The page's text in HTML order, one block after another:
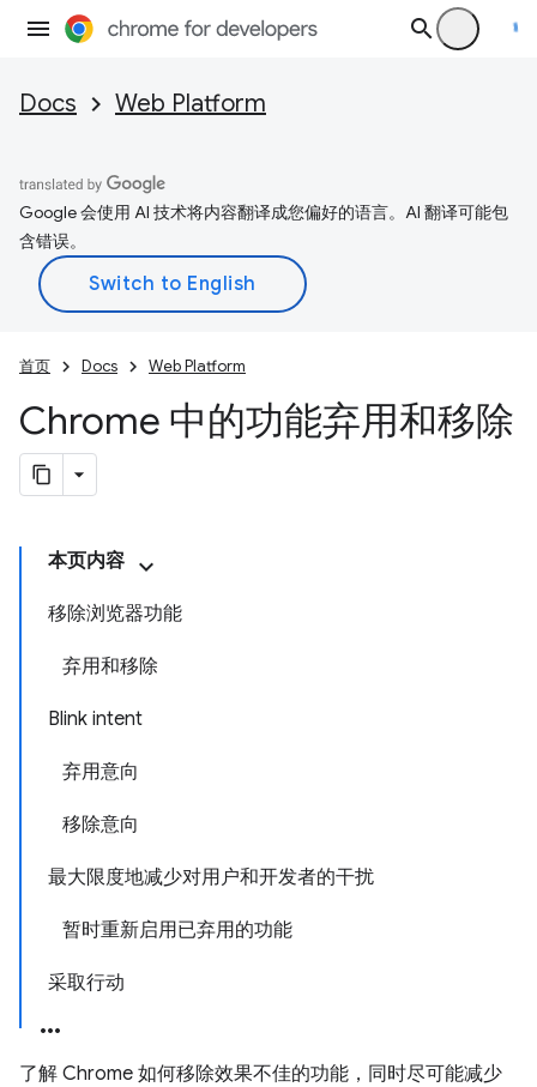
Docs Web Platform
Google 会使用 AI 技术将内容翻译成您偏好的语言。AI 翻译可能包
含错误。
首页 Docs Web Platform
Chrome 中的功能弃用和移除
本页内容
移除浏览器功能
弃用和移除
Blink intent
弃用意向
移除意向
最大限度地减少对用户和开发者的干扰
暂时重新启用已弃用的功能
采取行动
了解 Chrome 如何移除效果不佳的功能，同时尽可能减少